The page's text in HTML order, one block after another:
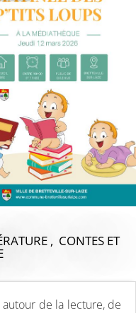
, CONTES ET
de la lecture, de